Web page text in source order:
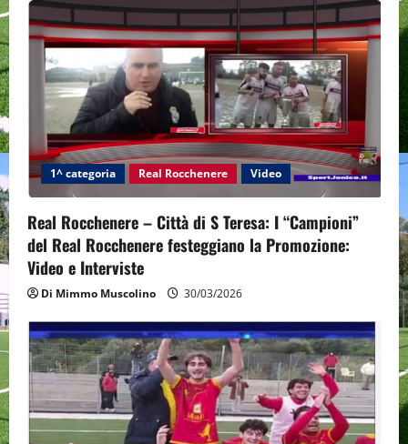
1^ categoria Real Rocchenere Video
Real Rocchenere – Città di S Teresa: I “Campioni”
del Real Rocchenere festeggiano la Promozione:
Video e Interviste
Di Mimmo Muscolino 30/03/2026